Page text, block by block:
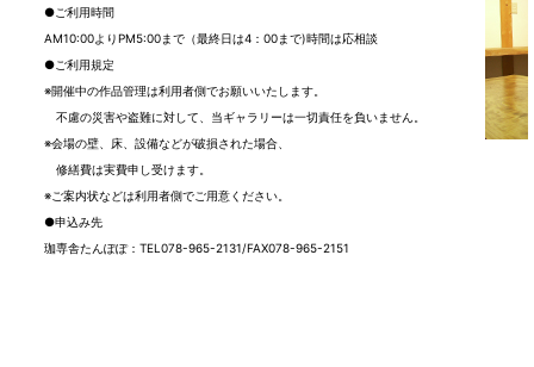
●ご利用時間
AM10:00よりPM5:00まで（最終日は4：00まで)時間は応相談
●ご利用規定
※開催中の作品管理は利用者側でお願いいたします。
不慮の災害や盗難に対して、当ギャラリーは一切責任を負いません。
※会場の壁、床、設備などが破損された場合、
修繕費は実費申し受けます。
※ご案内状などは利用者側でご用意ください。
●申込み先
珈専舎たんぽぽ：TEL078-965-2131/FAX078-965-2151